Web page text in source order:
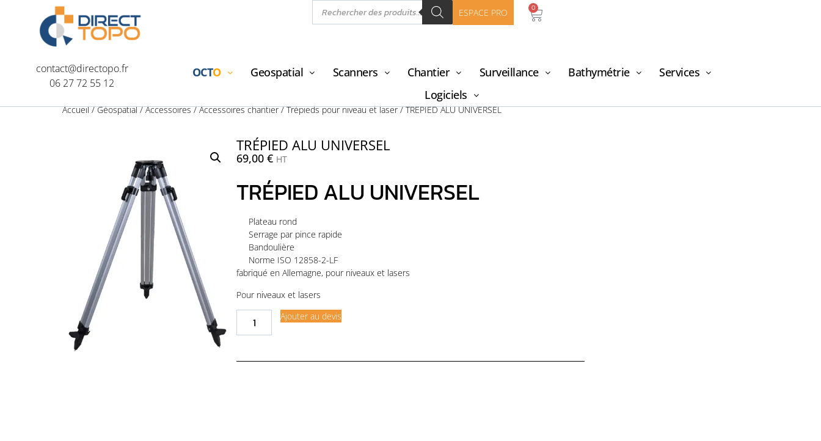
ESPACE PRO 0
contact@directopo.fr
06 27 72 55 12
OCTO Geospatial Scanners Chantier Surveillance Bathymétrie
Services
Logiciels
Accueil/Géospatial/Accessoires/Accessoires chantier/Trépieds pour niveau et laser/ TRÉPIED ALU UNIVERSEL
TRÉPIED ALU UNIVERSEL
69,00 € HT
TRÉPIED ALU UNIVERSEL
Plateau rond
Serrage par pince rapide
Bandoulière
Norme ISO 12858-2-LF
fabriqué en Allemagne, pour niveaux et lasers
Pour niveaux et lasers
Ajouter au devis